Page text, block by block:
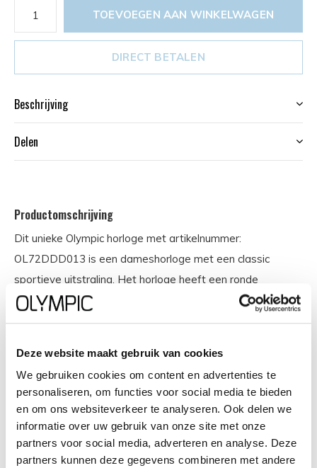
Deze website maakt gebruik van cookies
We gebruiken cookies om content en advertenties te
personaliseren, om functies voor social media te bieden
en om ons websiteverkeer te analyseren. Ook delen we
informatie over uw gebruik van onze site met onze
partners voor social media, adverteren en analyse. Deze
partners kunnen deze gegevens combineren met andere
TOEVOEGEN AAN WINKELWAGEN
DIRECT BETALEN
Beschrijving
Delen
Productomschrijving
Dit unieke Olympic horloge met artikelnummer:
OL72DDD013 is een dameshorloge met een classic
sportieve uitstraling. Het horloge heeft een ronde
goudkleurige stalen kast met een witte wijzerplaat met de
12, streepjes en lumibrite accenten. Aan de kast zit een
horloge heeft een mineraalglas, een doorsnee van 32mm
en is 5ATM.
Waterdichtheid 5ATM
Dit horloge is bestand tegen water bij het zwemmen en